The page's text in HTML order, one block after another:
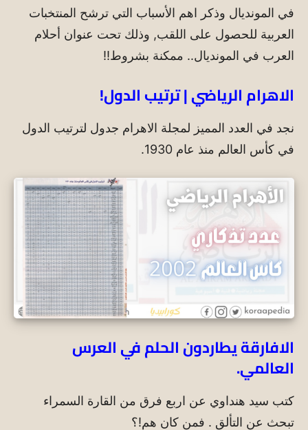
في المونديال وذكر اهم الأسباب التي ترشح المنتخبات
العربية للحصول على اللقب, وذلك تحت عنوان أحلام
العرب في المونديال.. ممكنة بشروط!!
الاهرام الرياضي | ترتيب الدول!
نجد في العدد المميز لمجلة الاهرام جدول لترتيب الدول
في كأس العالم منذ عام 1930.
الافارقة يطاردون الحلم في العرس
العالمي.
كتب سيد هنداوي عن اربع فرق من القارة السمراء
تبحث عن التألق . فمن كان هم!؟